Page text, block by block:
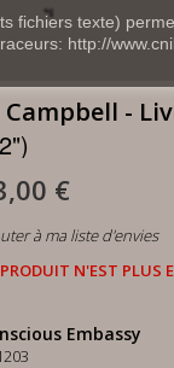
fichiers texte)
http://
Campbell -
€
à ma liste d'envies
PRODUIT N'EST PLUS
Embassy